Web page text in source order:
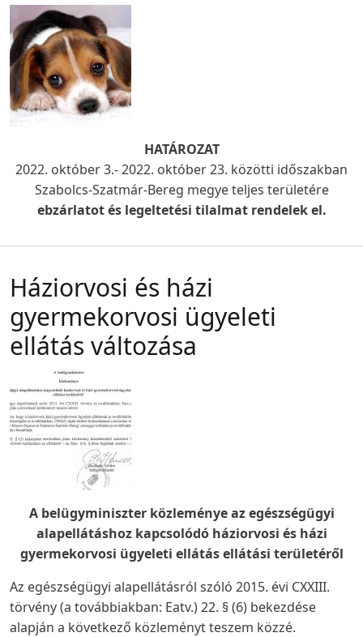
HATÁROZAT
2022. október 3.- 2022. október 23. közötti időszakban
Szabolcs-Szatmár-Bereg megye teljes területére
ebzárlatot és legeltetési tilalmat rendelek el.
Háziorvosi és házi
gyermekorvosi ügyeleti
ellátás változása
A belügyminiszter közleménye az egészségügyi
alapellátáshoz kapcsolódó háziorvosi és házi
gyermekorvosi ügyeleti ellátás ellátási területéről
Az egészségügyi alapellátásról szóló 2015. évi CXXIII.
törvény (a továbbiakban: Eatv.) 22. § (6) bekezdése
alapján a következő közleményt teszem közzé.